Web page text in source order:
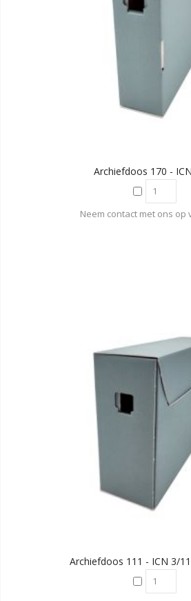
Archiefdoos 170 -
Neem contact met ons op
Archiefdoos 111 - ICN 3/